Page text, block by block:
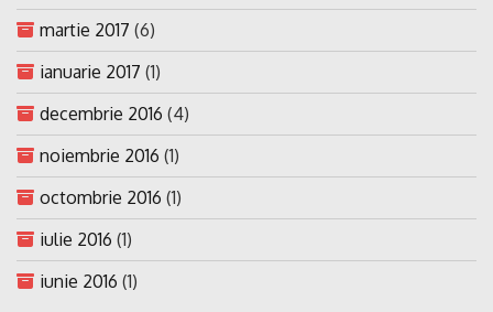
martie 2017 (6)
ianuarie 2017 (1)
decembrie 2016 (4)
noiembrie 2016 (1)
octombrie 2016 (1)
iulie 2016 (1)
iunie 2016 (1)